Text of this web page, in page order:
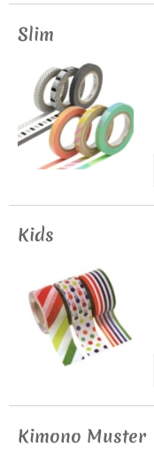
Slim
Kids
Kimono Muster